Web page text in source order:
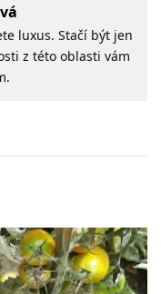
luxus. Stačí být jen
z této oblasti vám